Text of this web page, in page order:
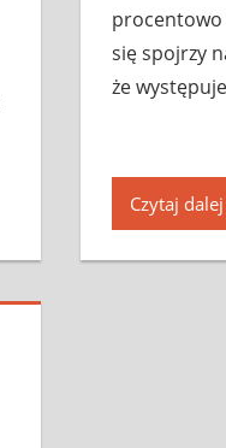
procentowo
się spojrzy
że występuje
Czytaj dalej